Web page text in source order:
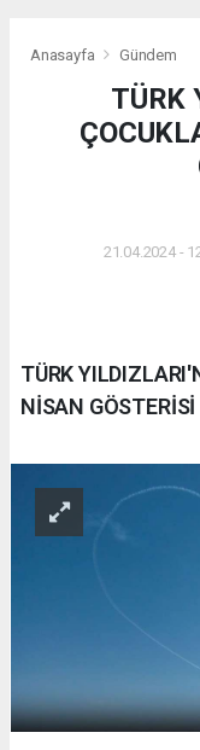
Anasayfa Gündem
TÜRK
21.04.2024 -
TÜRK
NİSAN GÖSTERİSİ